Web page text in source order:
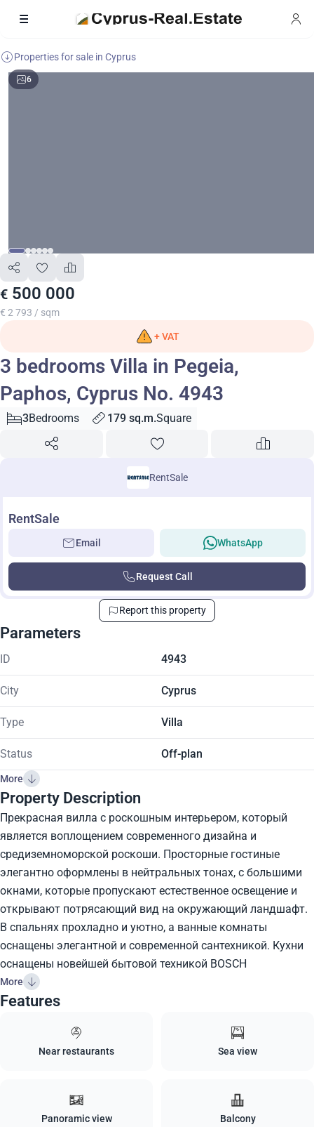
Properties for sale in Cyprus
6
€ 500 000
€ 2 793 / sqm
+ VAT
3 bedrooms Villa in Pegeia,
Paphos, Cyprus No. 4943
3Bedrooms 179 sq.m.Square
RentSale
RentSale
Email WhatsApp
Request Call
Report this property
Parameters
ID 4943
City Cyprus
Type Villa
Status Off-plan
More
Property Description
Прекрасная вилла с роскошным интерьером, который
является воплощением современного дизайна и
средиземноморской роскоши. Просторные гостиные
элегантно оформлены в нейтральных тонах, с большими
окнами, которые пропускают естественное освещение и
открывают потрясающий вид на окружающий ландшафт.
В спальнях прохладно и уютно, а ванные комнаты
оснащены элегантной и современной сантехникой. Кухни
оснащены новейшей бытовой техникой BOSCH
More
Features
Near restaurants Sea view
Panoramic view Balcony